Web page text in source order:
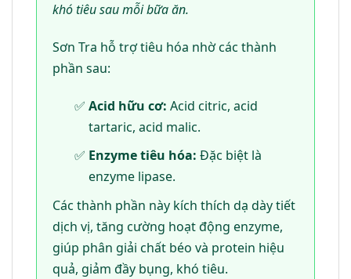
khó tiêu sau mỗi bữa ăn.
Sơn Tra hỗ trợ tiêu hóa nhờ các thành
phần sau:
Acid hữu cơ: Acid citric, acid
tartaric, acid malic.
Enzyme tiêu hóa: Đặc biệt là
enzyme lipase.
Các thành phần này kích thích dạ dày tiết
dịch vị, tăng cường hoạt động enzyme,
giúp phân giải chất béo và protein hiệu
quả, giảm đầy bụng, khó tiêu.